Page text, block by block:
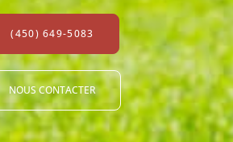
(450) 649-5083
NOUS CONTACTER